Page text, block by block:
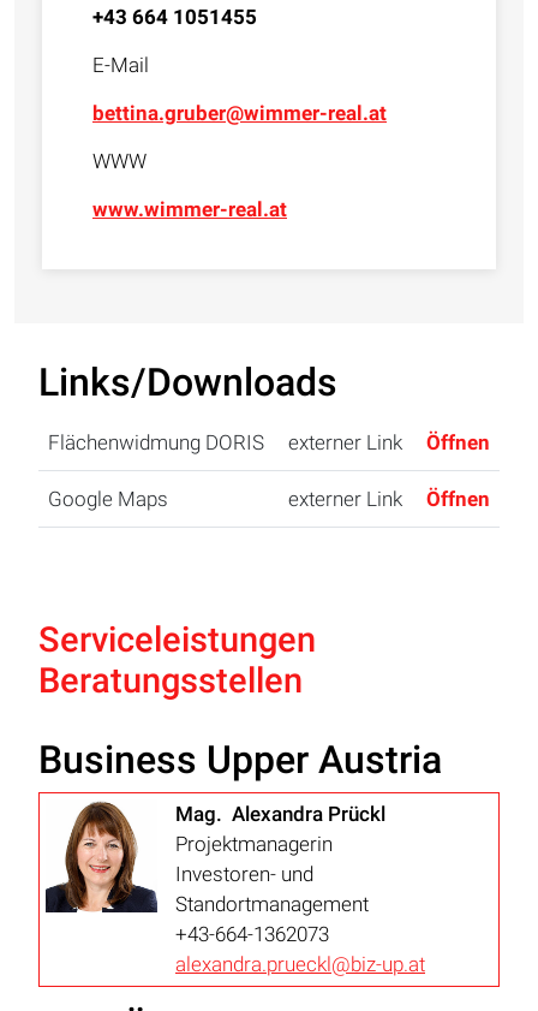
+43 664 1051455
E-Mail
bettina.gruber@wimmer-real.at
WWW
www.wimmer-real.at
Links/Downloads
Flächenwidmung DORIS externer Link Öffnen
Google Maps externer Link Öffnen
Serviceleistungen
Beratungsstellen
Business Upper Austria
Mag. Alexandra Prückl
Projektmanagerin
Investoren- und
Standortmanagement
+43-664-1362073
alexandra.prueckl@biz-up.at